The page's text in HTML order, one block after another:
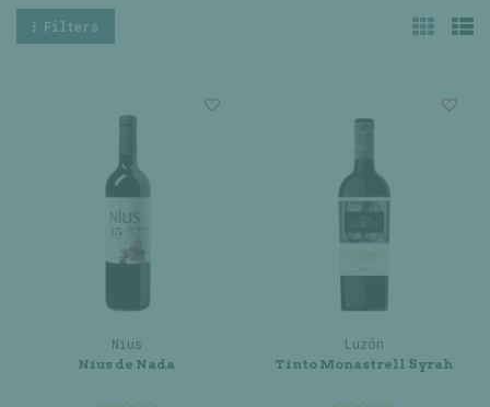
Filters
Nius
Nius de Nada
Luzón
Tinto Monastrell Syrah